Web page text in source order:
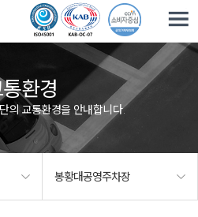
환경
의 교통환경을 안내합니다.
봉황대공영주차장